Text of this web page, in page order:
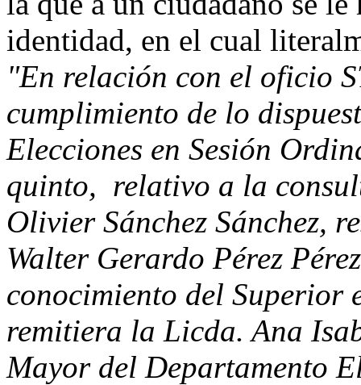
identidad, en el cual
"En relación con el oficio
cumplimiento de lo
Elecciones en Sesión
quinto, relativo a la
Olivier Sánchez Sánchez,
Walter Gerardo Pérez
conocimiento del Superior
remitiera la Licda. Ana
Mayor del Departamento